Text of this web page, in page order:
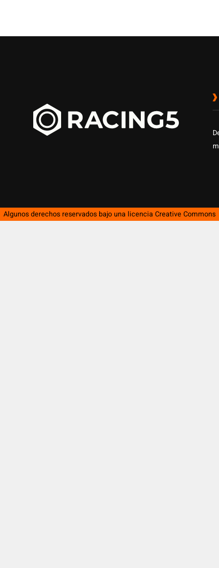
Algunos derechos reservados bajo una licencia Creative Commons